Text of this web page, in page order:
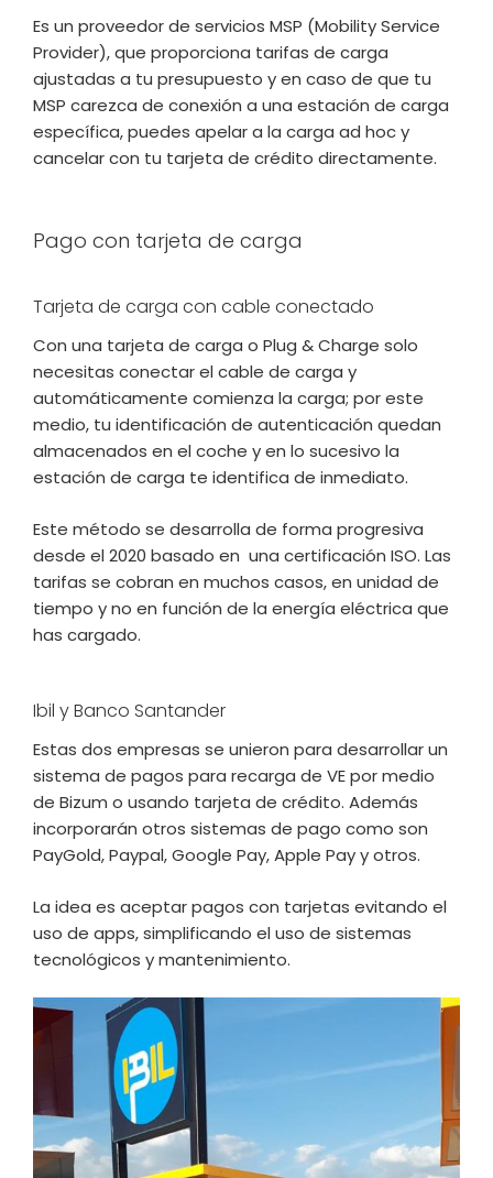
Es un proveedor de servicios MSP (Mobility Service
Provider), que proporciona tarifas de carga
ajustadas a tu presupuesto y en caso de que tu
MSP carezca de conexión a una estación de carga
específica, puedes apelar a la carga ad hoc y
cancelar con tu tarjeta de crédito directamente.
Pago con tarjeta de carga
Tarjeta de carga con cable conectado
Con una tarjeta de carga o Plug & Charge solo
necesitas conectar el cable de carga y
automáticamente comienza la carga; por este
medio, tu identificación de autenticación quedan
almacenados en el coche y en lo sucesivo la
estación de carga te identifica de inmediato.
Este método se desarrolla de forma progresiva
desde el 2020 basado en una certificación ISO. Las
tarifas se cobran en muchos casos, en unidad de
tiempo y no en función de la energía eléctrica que
has cargado.
Ibil y Banco Santander
Estas dos empresas se unieron para desarrollar un
sistema de pagos para recarga de VE por medio
de Bizum o usando tarjeta de crédito. Además
incorporarán otros sistemas de pago como son
PayGold, Paypal, Google Pay, Apple Pay y otros.
La idea es aceptar pagos con tarjetas evitando el
uso de apps, simplificando el uso de sistemas
tecnológicos y mantenimiento.